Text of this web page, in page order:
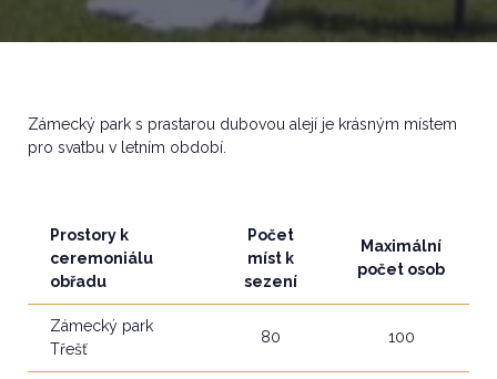
Zámecký park s prastarou dubovou alejí je krásným místem
pro svatbu v letním období.
Prostory k
ceremoniálu
obřadu
Počet
míst k
sezení
Maximální
počet osob
Zámecký park
Třešť
80 100